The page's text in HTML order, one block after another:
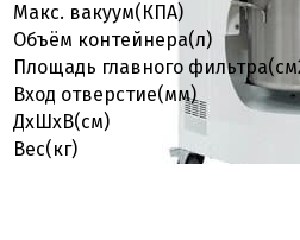
Макс. вакуум(КПА)
Объём контейнера(л)
Площадь главного
Вход отверстие(мм)
ДхШхВ(см)
Вес(кг)